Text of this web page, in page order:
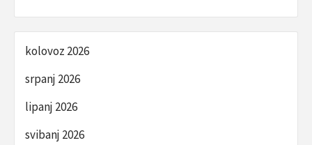
kolovoz 2026
srpanj 2026
lipanj 2026
svibanj 2026